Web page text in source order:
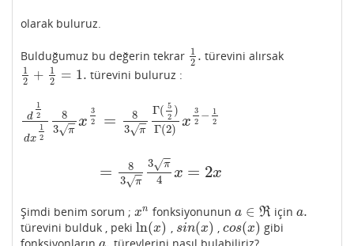
olarak buluruz.
Bulduğumuz bu değerin tekrar 1
2 .
12 türevini alırsak
1
2 +
1
2
= 1.
12 +1 2= 1. türevini buluruz :
d
1
2
dx
1
2
8
3
π
−
−
√
x
3
2
=
8
3
π
−
−
√
Γ( 5
2 )
Γ(2) x
3
2 − 1
2
d12dx1283πx 3 =8 πΓ(52 )Γ(2)x32 −1
=
8
3
π
−
−
√
3 π
−
−
√
4
x = 2x
=8 π3π4 x=2x
Şimdi benim sorum ; xn
xn fonksiyonununa ∈ R
a∈ℜ için a.
a.
türevini bulduk , peki ln(x)
ln(x) , sin(x)
sin(x) , cos(x)
cos(x)
gibi